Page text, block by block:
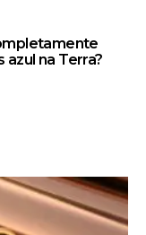
na Terra?